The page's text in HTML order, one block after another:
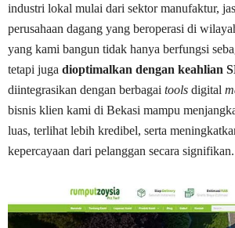
industri lokal mulai dari sektor manufaktur,
perusahaan dagang yang beroperasi di
yang kami bangun tidak hanya berfungsi
tetapi juga dioptimalkan dengan keahlian
diintegrasikan dengan berbagai tools digital
bisnis klien kami di Bekasi mampu
luas, terlihat lebih kredibel, serta
kepercayaan dari pelanggan secara signifikan.